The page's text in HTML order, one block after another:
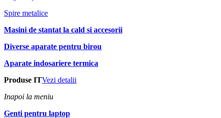
Spire metalice
Masini de stantat la cald si accesorii
Diverse aparate pentru birou
Aparate indosariere termica
Produse ITVezi detalii
Inapoi la meniu
Genti pentru laptop